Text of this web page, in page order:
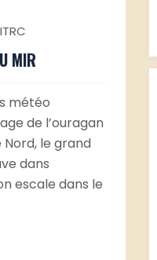
MIR
météo
de l’ouragan
Nord, le grand
dans
escale dans le